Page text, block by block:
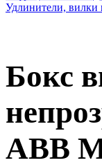
Удлинители, вилки
Бокс
ABB